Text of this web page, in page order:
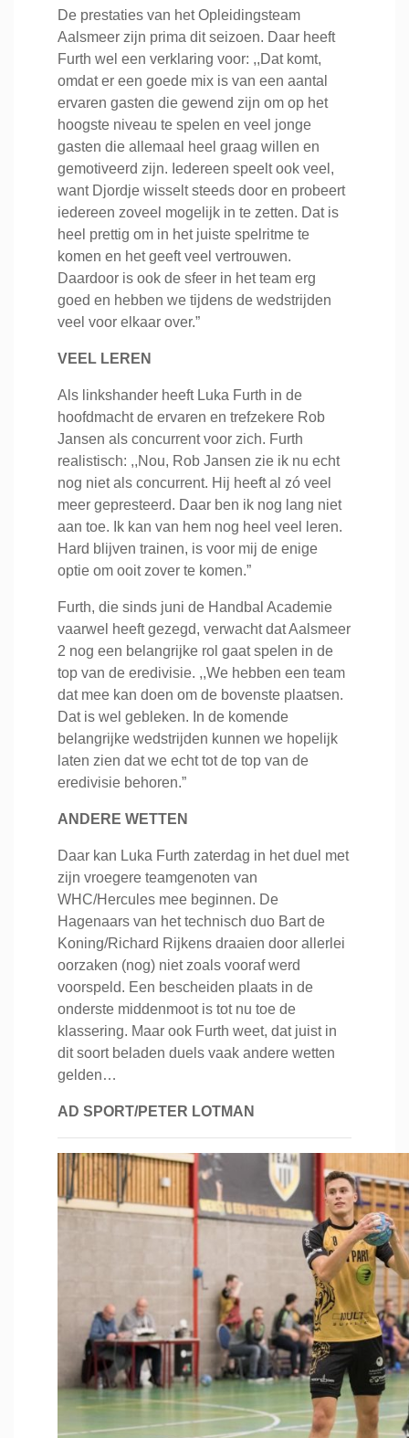
De prestaties van het Opleidingsteam
Aalsmeer zijn prima dit seizoen. Daar heeft
Furth wel een verklaring voor: ,,Dat komt,
omdat er een goede mix is van een aantal
ervaren gasten die gewend zijn om op het
hoogste niveau te spelen en veel jonge
gasten die allemaal heel graag willen en
gemotiveerd zijn. Iedereen speelt ook veel,
want Djordje wisselt steeds door en probeert
iedereen zoveel mogelijk in te zetten. Dat is
heel prettig om in het juiste spelritme te
komen en het geeft veel vertrouwen.
Daardoor is ook de sfeer in het team erg
goed en hebben we tijdens de wedstrijden
veel voor elkaar over.”
VEEL LEREN
Als linkshander heeft Luka Furth in de
hoofdmacht de ervaren en trefzekere Rob
Jansen als concurrent voor zich. Furth
realistisch: ,,Nou, Rob Jansen zie ik nu echt
nog niet als concurrent. Hij heeft al zó veel
meer gepresteerd. Daar ben ik nog lang niet
aan toe. Ik kan van hem nog heel veel leren.
Hard blijven trainen, is voor mij de enige
optie om ooit zover te komen.”
Furth, die sinds juni de Handbal Academie
vaarwel heeft gezegd, verwacht dat Aalsmeer
2 nog een belangrijke rol gaat spelen in de
top van de eredivisie. ,,We hebben een team
dat mee kan doen om de bovenste plaatsen.
Dat is wel gebleken. In de komende
belangrijke wedstrijden kunnen we hopelijk
laten zien dat we echt tot de top van de
eredivisie behoren.”
ANDERE WETTEN
Daar kan Luka Furth zaterdag in het duel met
zijn vroegere teamgenoten van
WHC/Hercules mee beginnen. De
Hagenaars van het technisch duo Bart de
Koning/Richard Rijkens draaien door allerlei
oorzaken (nog) niet zoals vooraf werd
voorspeld. Een bescheiden plaats in de
onderste middenmoot is tot nu toe de
klassering. Maar ook Furth weet, dat juist in
dit soort beladen duels vaak andere wetten
gelden…
AD SPORT/PETER LOTMAN